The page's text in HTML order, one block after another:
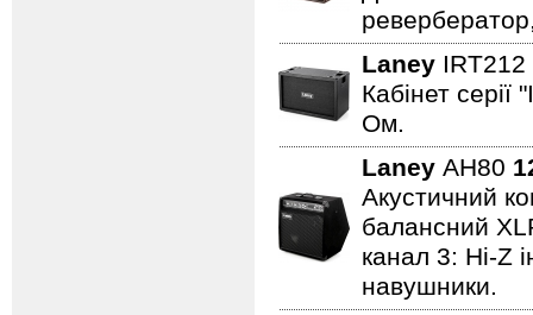
Laney IRT212
Кабінет
Ом.
Laney AH80
Акустичний
балансний
канал 3: Hi-Z
навушники.